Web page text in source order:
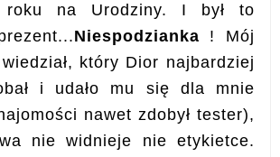
roku na Urodziny. I był to
Niespodzianka ! Mój
który Dior najbardziej
i udało mu się dla mnie
nawet zdobył tester),
nie widnieje nie etykietce.